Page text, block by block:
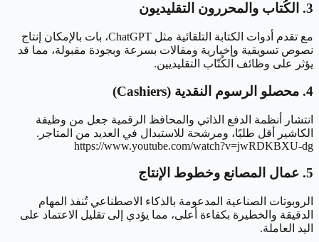
3. الكُتاب والمحررون التقليديون
مع تقدم أدوات الكتابة التلقائية مثل ChatGPT، بات بالإمكان إنتاج
نصوص تسويقية وإخبارية ومقالات بسرعة وبجودة مقبولة، مما قد
يؤثر على وظائف الكُتّاب التقليديين.
4. محصلو الرسوم النقدية (Cashiers)
انتشار أنظمة الدفع الذاتي والمحافظ الرقمية جعل من وظيفة
الكاشير أقل طلبًا، ومرشحة للاستبدال في العديد من المتاجر.
https://www.youtube.com/watch?v=jwRDKBXU-dg
5. عمال المصانع وخطوط الإنتاج
الروبوتات الصناعية المدعومة بالذكاء الاصطناعي تُنفذ المهام
الدقيقة والخطيرة بكفاءة أعلى، مما يؤدي إلى تقليل الاعتماد على
اليد العاملة.